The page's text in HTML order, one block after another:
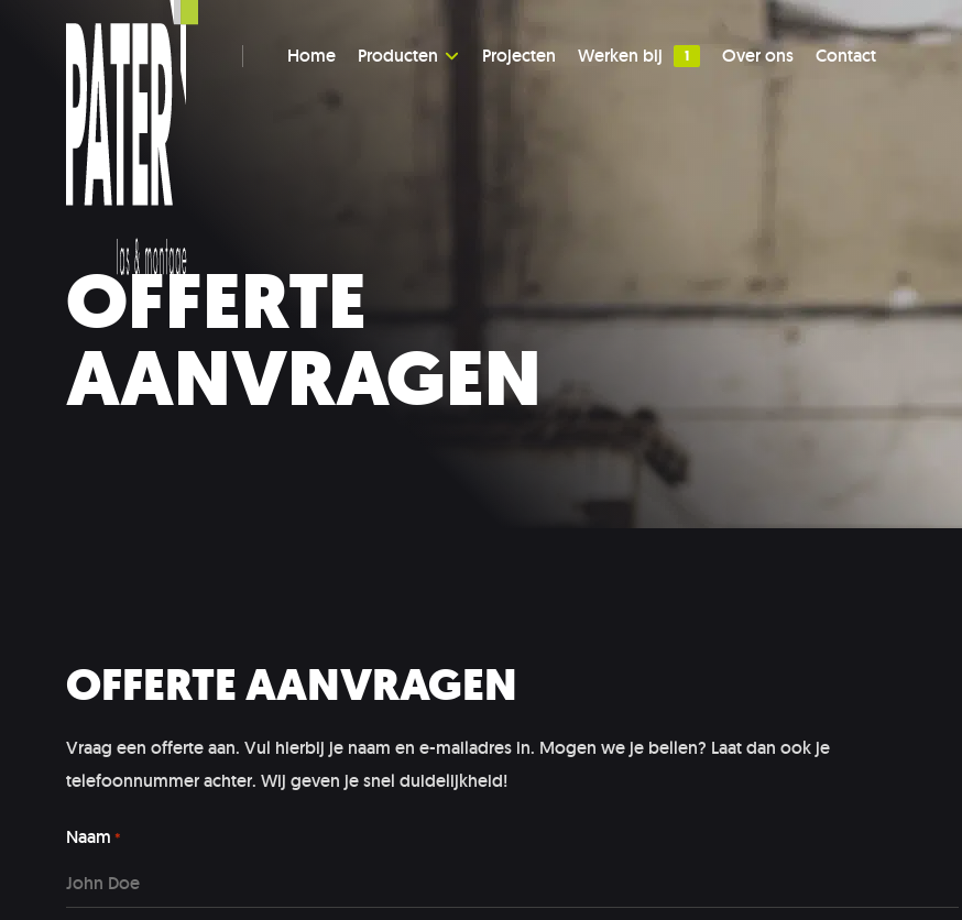
Home Producten Projecten Werken bij Over ons Contact
OFFERTE
AANVRAGEN
OFFERTE AANVRAGEN
Vraag een offerte aan. Vul hierbij je naam en e-mailadres in. Mogen we je bellen? Laat dan ook je
telefoonnummer achter. Wij geven je snel duidelijkheid!
Naam *